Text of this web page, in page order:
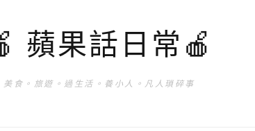
蘋果話日常🍎
美食。旅遊。過生活。養小人。凡人瑣碎事